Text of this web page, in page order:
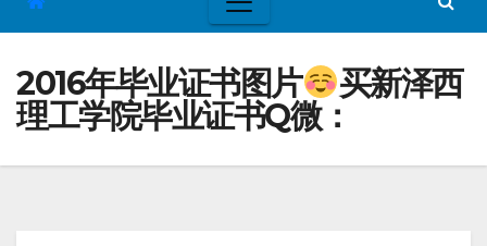
2016年毕业证书图片
买新泽西
理工学院毕业证书Q微：